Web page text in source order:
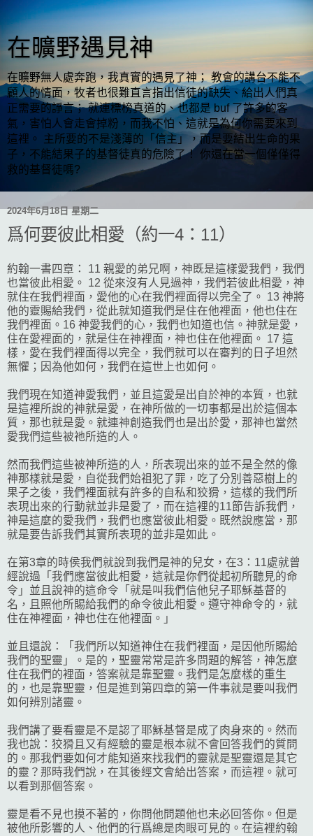
在曠野遇見神
在曠野無人處奔跑，我真實的遇見了神； 教會的講台不能不
顧人的情面，牧者也很難直言指出信徒的缺失、給出人們真
正需要的諍言； 就連標榜真道的、也都是 buf 了許多的客
氣，害怕人會走會掉粉，而我不怕、這就是為何你需要來到
這裡。 主所要的不是淺薄的「信主」，而是要結出生命的果
子，不能結果子的基督徒真的危險了！ 你還在當一個僅僅得
救的基督徒嗎?
2024年6月18日 星期二
爲何要彼此相愛（約一4：11）
約翰一書四章： 11 親愛的弟兄啊，神既是這樣愛我們，我們
也當彼此相愛。 12 從來沒有人見過神，我們若彼此相愛，神
就住在我們裡面，愛他的心在我們裡面得以完全了。 13 神將
他的靈賜給我們，從此就知道我們是住在他裡面，他也住在
我們裡面。16 神愛我們的心，我們也知道也信。神就是愛，
住在愛裡面的，就是住在神裡面，神也住在他裡面。 17 這
樣，愛在我們裡面得以完全，我們就可以在審判的日子坦然
無懼；因為他如何，我們在這世上也如何。
我們現在知道神愛我們，並且這愛是出自於神的本質，也就
是這裡所說的神就是愛，在神所做的一切事都是出於這個本
質，那也就是愛。就連神創造我們也是出於愛，那神也當然
愛我們這些被祂所造的人。
然而我們這些被神所造的人，所表現出來的並不是全然的像
神那樣就是愛，自從我們始祖犯了罪，吃了分別善惡樹上的
果子之後，我們裡面就有許多的自私和狡猾，這樣的我們所
表現出來的行動就並非是愛了，而在這裡的11節告訴我們，
神是這麼的愛我們，我們也應當彼此相愛。既然說應當，那
就是要告訴我們其實所表現的並非是如此。
在第3章的時侯我們就說到我們是神的兒女，在3：11處就曾
經說過「我們應當彼此相愛，這就是你們從起初所聽見的命
令」並且說神的這命令「就是叫我們信他兒子耶穌基督的
名，且照他所賜給我們的命令彼此相愛。遵守神命令的，就
住在神裡面，神也住在他裡面。」
並且還說：「我們所以知道神住在我們裡面，是因他所賜給
我們的聖靈」。是的，聖靈常常是許多問題的解答，神怎麼
住在我們的裡面，答案就是靠聖靈。我們是怎麼樣的重生
的，也是靠聖靈，但是進到第四章的第一件事就是要叫我們
如何辨別諸靈。
我們講了要看靈是不是認了耶穌基督是成了肉身來的。然而
我也說：狡猾且又有經驗的靈是根本就不會回答我們的質問
的。那我們要如何才能知道來找我們的靈就是聖靈還是其它
的靈？那時我們說，在其後經文會給出答案，而這裡。就可
以看到那個答案。
靈是看不見也摸不著的，你問他問題他也未必回答你。但是
被他所影響的人、他們的行爲總是肉眼可見的。在這裡約翰